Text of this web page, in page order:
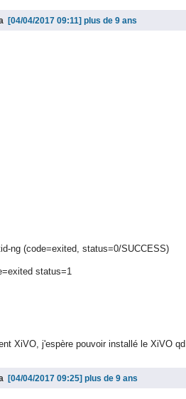
plus de 9 ans
ng (code=exited, status=0/SUCCESS)
status=1
XiVO, j'espère pouvoir installé le XiVO qd
plus de 9 ans